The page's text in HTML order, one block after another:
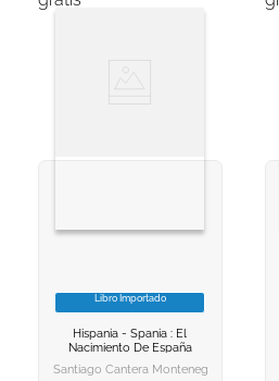
VER INFORMACION
AGREGAR AL
Libro Importado
Hispania - Spania : El
Nacimiento De España
Santiago Cantera Montenegro